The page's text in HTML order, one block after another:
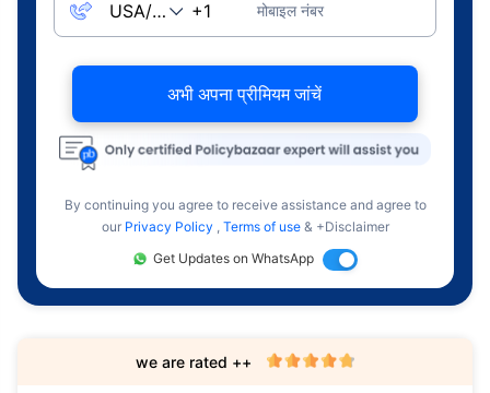
मोबाइल नंबर
अभी अपना प्रीमियम जांचें
By continuing you agree to receive assistance and agree to
our Privacy Policy , Terms of use & +Disclaimer
Get Updates on WhatsApp
we are rated ++